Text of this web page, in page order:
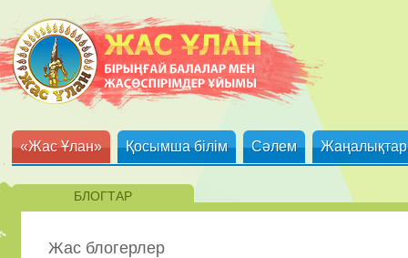
«Жас Ұлан» Қосымша білім Сәлем Жаңалықтар
БЛОГТАР
Жас блогерлер